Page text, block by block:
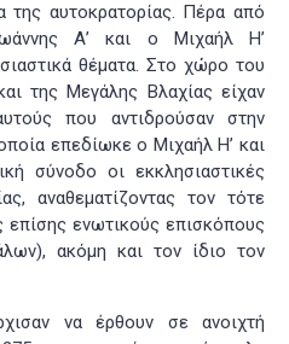
της αυτοκρατορίας. Πέρα από
Α’ και ο Μιχαήλ Η’
θέματα. Στο χώρο του
της Μεγάλης Βλαχίας είχαν
που αντιδρούσαν στην
επεδίωκε ο Μιχαήλ Η’ και
σύνοδο οι εκκλησιαστικές
αναθεματίζοντας τον τότε
επίσης ενωτικούς επισκόπους
ακόμη και τον ίδιο τον
να έρθουν σε ανοιχτή